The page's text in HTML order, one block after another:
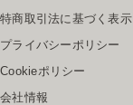
特商取引法に基づく表示
プライバシーポリシー
Cookieポリシー
会社情報